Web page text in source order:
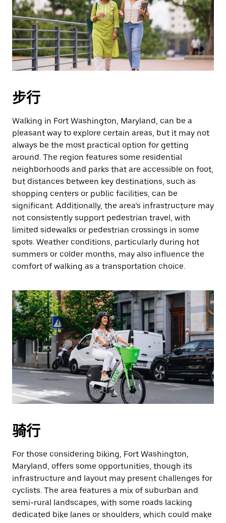
步行
Walking in Fort Washington, Maryland, can be a
pleasant way to explore certain areas, but it may not
always be the most practical option for getting
around. The region features some residential
neighborhoods and parks that are accessible on foot,
but distances between key destinations, such as
shopping centers or public facilities, can be
significant. Additionally, the area’s infrastructure may
not consistently support pedestrian travel, with
limited sidewalks or pedestrian crossings in some
spots. Weather conditions, particularly during hot
summers or colder months, may also influence the
comfort of walking as a transportation choice.
骑行
For those considering biking, Fort Washington,
Maryland, offers some opportunities, though its
infrastructure and layout may present challenges for
cyclists. The area features a mix of suburban and
semi-rural landscapes, with some roads lacking
dedicated bike lanes or shoulders, which could make